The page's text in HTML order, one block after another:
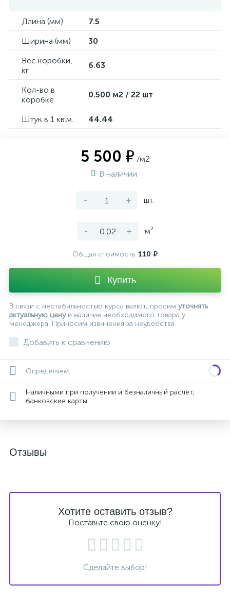
Длина (мм)
7.5
Ширина (мм)
30
Вес коробки,
кг
6.63
Кол-во в
коробке
0.500 м2 / 22 шт
Штук в 1 кв.м. 44.44
5 500 ₽ /м2
В наличии
- + шт.
- + м²
Общая стоимость 110 ₽
Купить
В связи с нестабильностью курса валют, просим уточнять
актуальную ценуи наличие необходимого товара у
менеджера. Приносим извинения за неудобства.
Добавить к сравнению
Определяем...
Наличными при получении и безналичный расчет,
банковские карты
Отзывы
Хотите оставить отзыв?
Поставьте свою оценку!
Сделайте выбор!